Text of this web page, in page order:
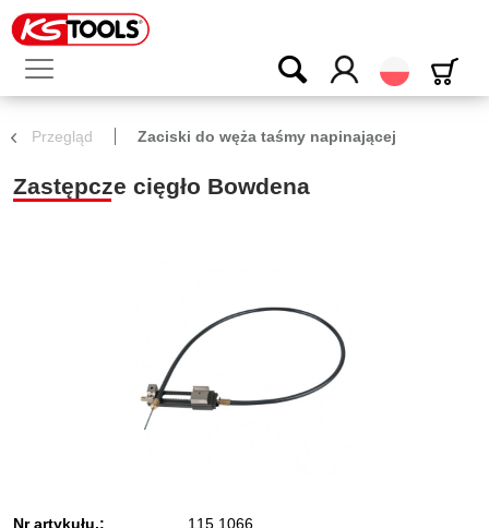
Polski
Przegląd Zaciski do węża taśmy napinającej
Zastępcze cięgło Bowdena
Nr artykułu.:
115.1066